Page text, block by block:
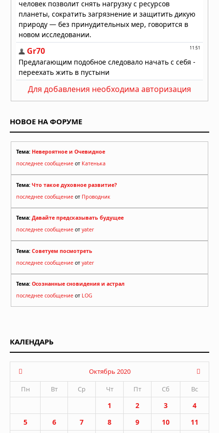
Для добавления необходима авторизация
НОВОЕ НА ФОРУМЕ
Тема: Невероятное и Очевидное
последнее сообщение от Катенька
Тема: Что такое духовное развитие?
последнее сообщение от Проводник
Тема: Давайте предсказывать будущее
последнее сообщение от yater
Тема: Советуем посмотреть
последнее сообщение от yater
Тема: Осознанные сновидения и астрал
последнее сообщение от LOG
КАЛЕНДАРЬ
Октябрь 2020
Пн
Вт Ср Чт Пт Сб Вс
1 2 3
4
5
6 7 8 9 10
11